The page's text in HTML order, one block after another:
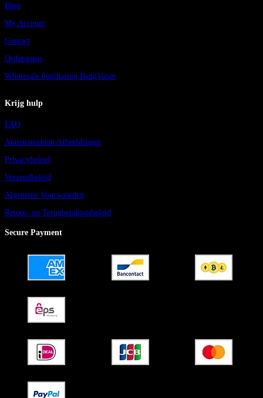
Blog
My Account
Contact
Orderstatus
Wholesale Purchasing BangVapes
Krijg hulp
FAQ
Auteursrechten Afbeeldingen
Privacybeleid
Verzendbeleid
Algemene Voorwaarden
Retour- en Terugbetalingsbeleid
Secure Payment